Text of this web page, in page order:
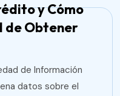
y Cómo
de Obtener
de Información
datos sobre el